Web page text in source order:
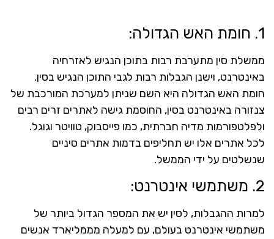
1. חומת האש הגדולה:
ממשלת סין מתערבת רבות בתוכן הנגיש לאזרחיה
באינטרנט, וישנן הגבלות רבות לגבי התוכן הנגיש בסין.
חומת האש הגדולה היא השם שניתן למערכת המורכבת של
צנזורה באינטרנט בסין, החוסמת גישה לאתרים זרים רבים
ולפלטפורמות מדיה חברתית, כמו פייסבוק, טוויטר וגוגל.
לכל אתרים אלו יש תחליפים בדמות אתרים סיניים
שנשלטים על ידי הממשל.
2. משתמשי אינטרנט:
למרות ההגבלות, לסין יש את המספר הגדול ביותר של
משתמשי אינטרנט בעולם, עם למעלה מממליארד אנשים